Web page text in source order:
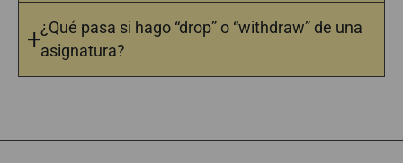
¿Qué pasa si hago “drop” o “withdraw” de una
asignatura?